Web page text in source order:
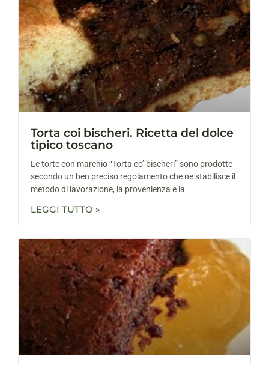
Torta coi bischeri. Ricetta del dolce
tipico toscano
Le torte con marchio “Torta co’ bischeri” sono prodotte
secondo un ben preciso regolamento che ne stabilisce il
metodo di lavorazione, la provenienza e la
LEGGI TUTTO »